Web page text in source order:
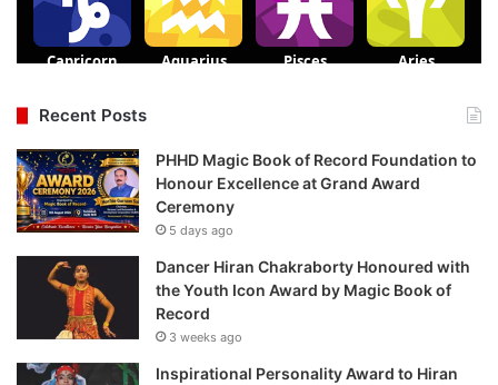
Recent Posts
PHHD Magic Book of Record Foundation to
Honour Excellence at Grand Award
Ceremony
5 days ago
Dancer Hiran Chakraborty Honoured with
the Youth Icon Award by Magic Book of
Record
3 weeks ago
Inspirational Personality Award to Hiran